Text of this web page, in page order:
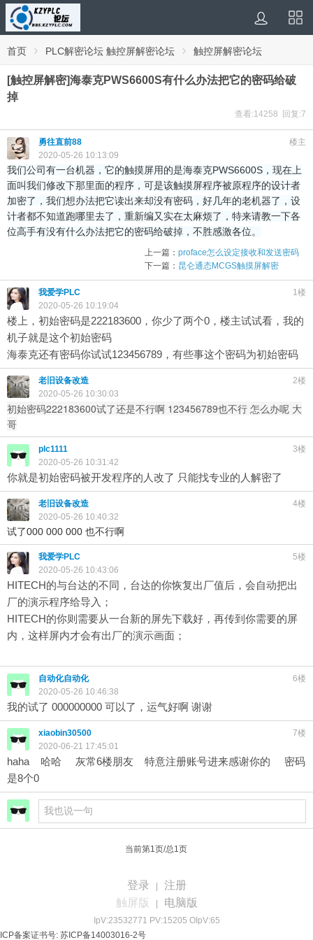
首页 › PLC解密论坛 触控屏解密论坛 › 触控屏解密论坛
[触控屏解密]海泰克PWS6600S有什么办法把它的密码给破
掉
查看:14258 回复:7
楼主
勇往直前88
2020-05-26 10:13:09
我们公司有一台机器，它的触摸屏用的是海泰克PWS6600S，现在上
面叫我们修改下那里面的程序，可是该触摸屏程序被原程序的设计者
加密了，我们想办法把它读出来却没有密码，好几年的老机器了，设
计者都不知道跑哪里去了，重新编又实在太麻烦了，特来请教一下各
位高手有没有什么办法把它的密码给破掉，不胜感激各位。
上一篇： proface怎么设定接收和发送密码
下一篇： 昆仑通态MCGS触摸屏解密
1楼
我爱学PLC
2020-05-26 10:19:04
楼上，初始密码是222183600，你少了两个0，楼主试试看，我的
机子就是这个初始密码
海泰克还有密码你试试123456789，有些事这个密码为初始密码
2楼
老旧设备改造
2020-05-26 10:30:03
初始密码222183600试了还是不行啊 123456789也不行 怎么办呢 大
哥
3楼
plc1111
2020-05-26 10:31:42
你就是初始密码被开发程序的人改了 只能找专业的人解密了
4楼
老旧设备改造
2020-05-26 10:40:32
试了000 000 000 也不行啊
5楼
我爱学PLC
2020-05-26 10:43:06
HITECH的与台达的不同，台达的你恢复出厂值后，会自动把出
厂的演示程序给导入；
HITECH的你则需要从一台新的屏先下载好，再传到你需要的屏
内，这样屏内才会有出厂的演示画面；
6楼
自动化自动化
2020-05-26 10:46:38
我的试了 000000000 可以了，运气好啊 谢谢
7楼
xiaobin30500
2020-06-21 17:45:01
haha 哈哈 灰常6楼朋友 特意注册账号进来感谢你的 密码
是8个0
当前第1页/总1页
登录
注册
触屏版
电脑版
IpV:23532771 PV:15205 OIpV:65
ICP备案证书号: 苏ICP备14003016-2号